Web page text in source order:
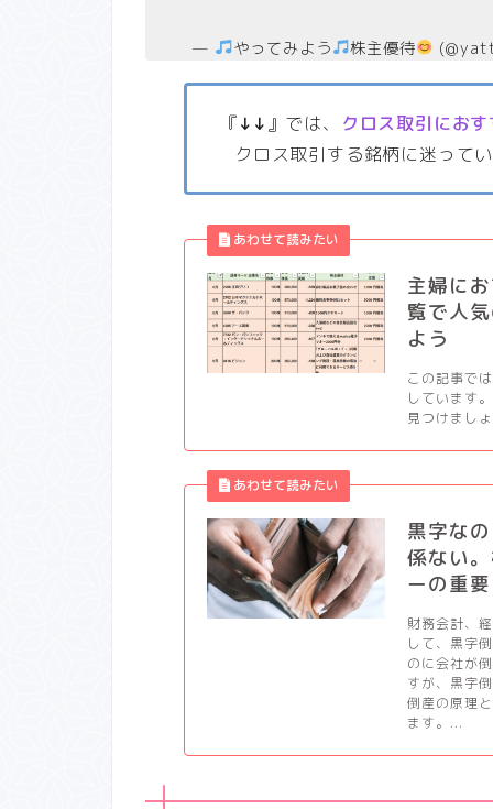
— やってみよう 株主優待
『↓↓』では、 クロス取引にお
クロス取引する銘柄に迷って
主婦に
覧で人
よう
この記事で
しています
見つけまし
黒字な
係ない
ーの重
財務会計、
して、黒字
のに会社が
すが、黒字
倒産の原理
ます。...